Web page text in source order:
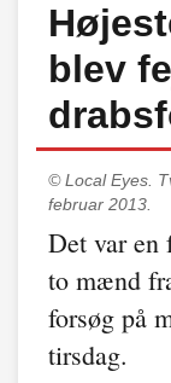
blev
© Local Eyes.
februar 2013.
Det var en
to mænd
forsøg på
tirsdag.